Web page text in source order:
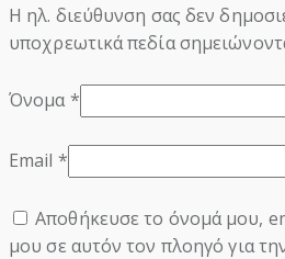
Η ηλ. διεύθυνση σας δεν
υποχρεωτικά πεδία
Όνομα*
Email *
Αποθήκευσε το όνομά μου,
μου σε αυτόν τον πλοηγό για